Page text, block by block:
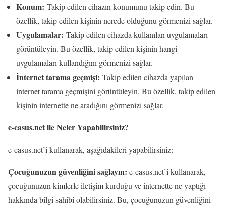
Konum: Takip edilen cihazın konumunu takip edin. Bu
özellik, takip edilen kişinin nerede olduğunu görmenizi sağlar.
Uygulamalar: Takip edilen cihazda kullanılan uygulamaları
görüntüleyin. Bu özellik, takip edilen kişinin hangi
uygulamaları kullandığını görmenizi sağlar.
İnternet tarama geçmişi: Takip edilen cihazda yapılan
internet tarama geçmişini görüntüleyin. Bu özellik, takip edilen
kişinin internette ne aradığını görmenizi sağlar.
e-casus.net ile Neler Yapabilirsiniz?
e-casus.net’i kullanarak, aşağıdakileri yapabilirsiniz:
Çocuğunuzun güvenliğini sağlayın: e-casus.net’i kullanarak,
çocuğunuzun kimlerle iletişim kurduğu ve internette ne yaptığı
hakkında bilgi sahibi olabilirsiniz. Bu, çocuğunuzun güvenliğini